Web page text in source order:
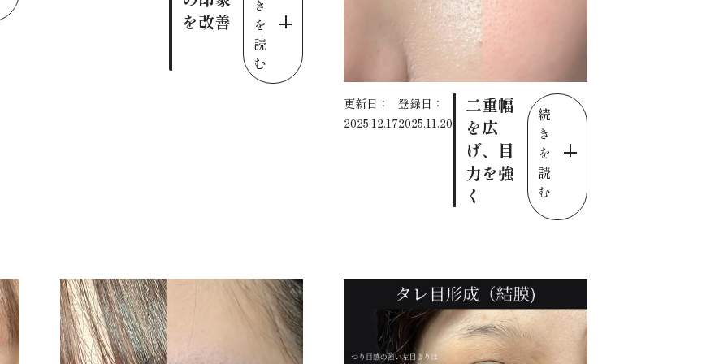
を改善
き
を
読
む
更新日：
2025.12.17
登録日：
2025.11.20
二重幅
を広
げ、目
力を強
く
続
き
を
読
む